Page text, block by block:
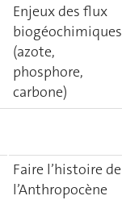
Enjeux des flux
biogéochimiques
(azote,
phosphore,
carbone)
Faire l’histoire de
l’Anthropocène